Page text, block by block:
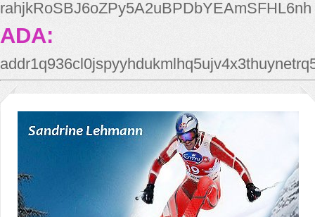
rahjkRoSBJ6oZPy5A2uBPDbYEAmSFHL6nh
ADA: